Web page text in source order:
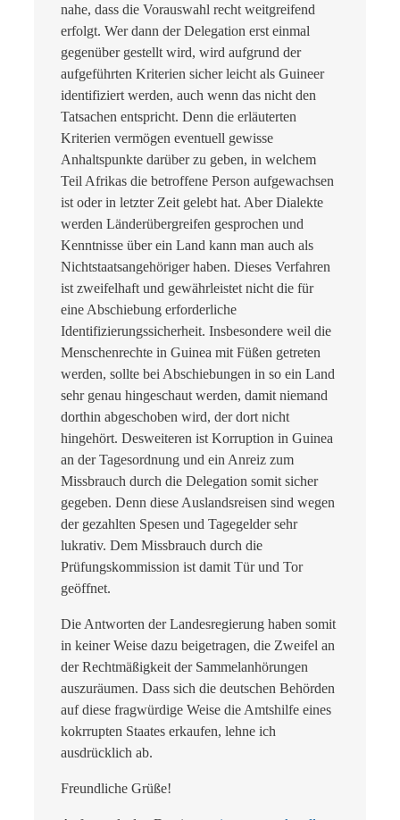
nahe, dass die Vorauswahl recht weitgreifend
erfolgt. Wer dann der Delegation erst einmal
gegenüber gestellt wird, wird aufgrund der
aufgeführten Kriterien sicher leicht als Guineer
identifiziert werden, auch wenn das nicht den
Tatsachen entspricht. Denn die erläuterten
Kriterien vermögen eventuell gewisse
Anhaltspunkte darüber zu geben, in welchem
Teil Afrikas die betroffene Person aufgewachsen
ist oder in letzter Zeit gelebt hat. Aber Dialekte
werden Länderübergreifen gesprochen und
Kenntnisse über ein Land kann man auch als
Nichtstaatsangehöriger haben. Dieses Verfahren
ist zweifelhaft und gewährleistet nicht die für
eine Abschiebung erforderliche
Identifizierungssicherheit. Insbesondere weil die
Menschenrechte in Guinea mit Füßen getreten
werden, sollte bei Abschiebungen in so ein Land
sehr genau hingeschaut werden, damit niemand
dorthin abgeschoben wird, der dort nicht
hingehört. Desweiteren ist Korruption in Guinea
an der Tagesordnung und ein Anreiz zum
Missbrauch durch die Delegation somit sicher
gegeben. Denn diese Auslandsreisen sind wegen
der gezahlten Spesen und Tagegelder sehr
lukrativ. Dem Missbrauch durch die
Prüfungskommission ist damit Tür und Tor
geöffnet.
Die Antworten der Landesregierung haben somit
in keiner Weise dazu beigetragen, die Zweifel an
der Rechtmäßigkeit der Sammelanhörungen
auszuräumen. Dass sich die deutschen Behörden
auf diese fragwürdige Weise die Amtshilfe eines
kokrrupten Staates erkaufen, lehne ich
ausdrücklich ab.
Freundliche Grüße!